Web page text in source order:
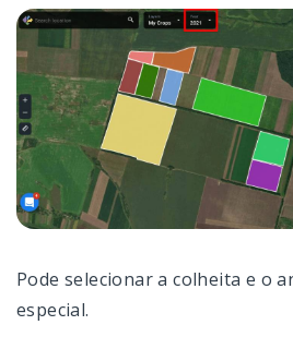
Pode selecionar a colheita e o
especial.